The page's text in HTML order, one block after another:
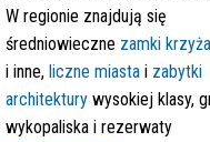
W regionie znajdują się
średniowieczne zamki
i inne, liczne miasta i zabytki
architektury wysokiej klasy,
wykopaliska i rezerwaty